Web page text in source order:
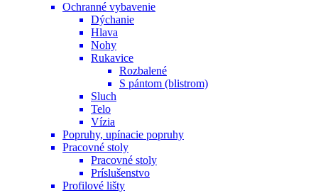
Ochranné vybavenie
Dýchanie
Hlava
Nohy
Rukavice
Rozbalené
S pántom (blistrom)
Sluch
Telo
Vízia
Popruhy, upínacie popruhy
Pracovné stoly
Pracovné stoly
Príslušenstvo
Profilové lišty